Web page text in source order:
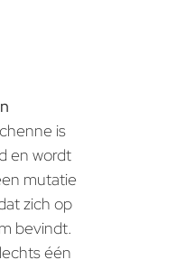
is
en wordt
mutatie
zich op
bevindt.
één